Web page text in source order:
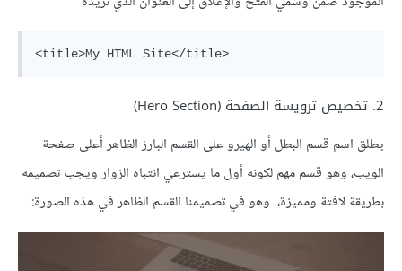
2. تخصيص ترويسة الصفحة (Hero Section)
يطلق اسم قسم البطل أو الهيرو على القسم البارز الظاهر أعلى صفحة
الويب، وهو قسم مهم لكونه أول ما يسترعي انتباه الزوار ويجب تصميمه
بطريقة لافتة ومميزة، وهو في تصميمنا القسم الظاهر في هذه الصورة: